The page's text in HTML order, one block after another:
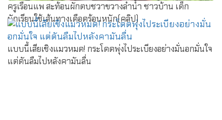
ครูเรือนแพ สะท้อนผักตบชวาขวางลำน้ำ ชาวบ้าน เด็ก
นักเรียนใช้เส้นทางเดือดร้อนหนัก(คลิป)
แบบนี้เสียเชิงแมวหมด! กระโดดพุ่งไประเบียงอย่างมั่นอกมั่นใจ
แต่ดันลืมไปหลังคามันลื่น